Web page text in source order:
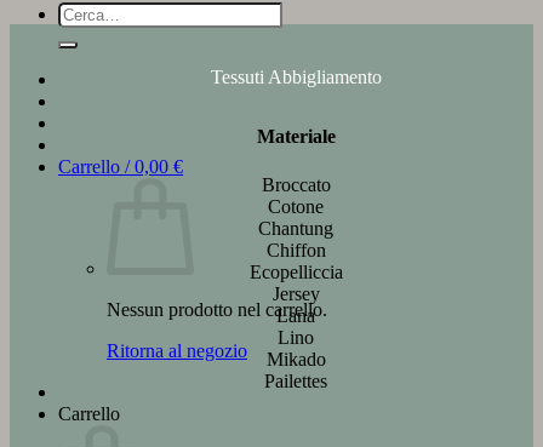
Cerca:
Carrello /0,00 €
Nessun prodotto nel carrello.
Ritorna al negozio
Carrello
Tessuti Abbigliamento
Materiale
Broccato
Cotone
Chantung
Chiffon
Ecopelliccia
Jersey
Lana
Lino
Mikado
Pailettes